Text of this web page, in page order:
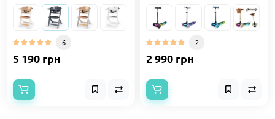
6
5 190 грн
2
2 990 грн